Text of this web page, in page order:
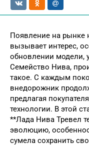
Появление на рынке
вызывает интерес,
обновлении модели,
Семейство Нива,
такое. С каждым
внедорожник
предлагая
технологии. В этой
**Лада Нива Тревел
эволюцию,
сумела сохранить